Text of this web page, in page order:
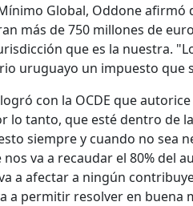
Global, Oddone afirmó
más de 750 millones de
que es la nuestra.
uruguayo un impuesto que
con la OCDE que
lo tanto, que esté dentro de
siempre y cuando no sea
va a recaudar el 80% del
a afectar a ningún
a permitir resolver en